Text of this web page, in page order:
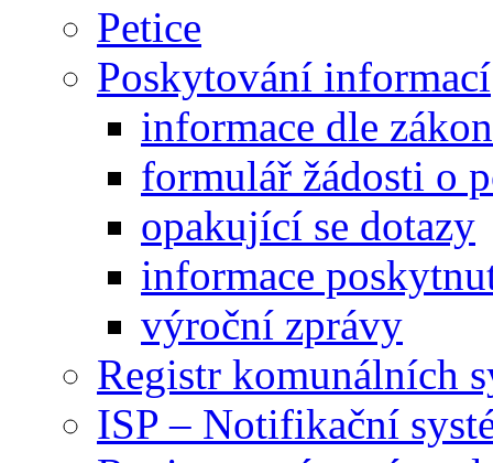
Petice
Poskytování informací
informace dle
formulář žádosti o
opakující se dotazy
informace
výroční zprávy
Registr komunálních
ISP – Notifikační